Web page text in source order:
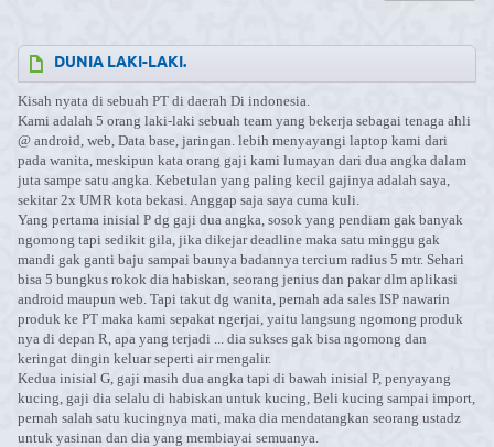
DUNIA LAKI-LAKI.
Kisah nyata di sebuah PT di daerah Di indonesia.
Kami adalah 5 orang laki-laki sebuah team yang bekerja sebagai tenaga ahli
@ android, web, Data base, jaringan. lebih menyayangi laptop kami dari
pada wanita, meskipun kata orang gaji kami lumayan dari dua angka dalam
juta sampe satu angka. Kebetulan yang paling kecil gajinya adalah saya,
sekitar 2x UMR kota bekasi. Anggap saja saya cuma kuli.
Yang pertama inisial P dg gaji dua angka, sosok yang pendiam gak banyak
ngomong tapi sedikit gila, jika dikejar deadline maka satu minggu gak
mandi gak ganti baju sampai baunya badannya tercium radius 5 mtr. Sehari
bisa 5 bungkus rokok dia habiskan, seorang jenius dan pakar dlm aplikasi
android maupun web. Tapi takut dg wanita, pernah ada sales ISP nawarin
produk ke PT maka kami sepakat ngerjai, yaitu langsung ngomong produk
nya di depan R, apa yang terjadi ... dia sukses gak bisa ngomong dan
keringat dingin keluar seperti air mengalir.
Kedua inisial G, gaji masih dua angka tapi di bawah inisial P, penyayang
kucing, gaji dia selalu di habiskan untuk kucing, Beli kucing sampai import,
pernah salah satu kucingnya mati, maka dia mendatangkan seorang ustadz
untuk yasinan dan dia yang membiayai semuanya.